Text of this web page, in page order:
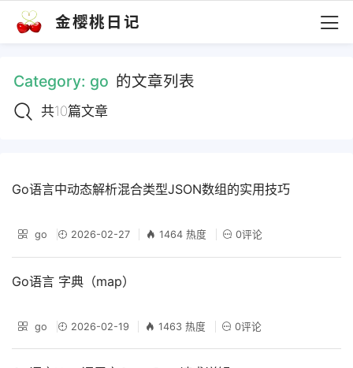
金樱桃日记
Category: go 的文章列表
共10篇文章
Go语言中动态解析混合类型JSON数组的实用技巧
go 2026-02-27 1464 热度 0评论
Go语言 字典（map）
go 2026-02-19 1463 热度 0评论